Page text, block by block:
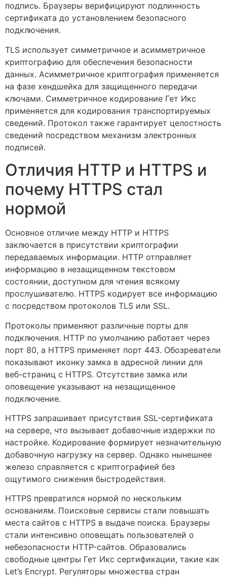
подпись. Браузеры верифицируют подлинность
сертификата до установлением безопасного
подключения.
TLS использует симметричное и асимметричное
криптографию для обеспечения безопасности
данных. Асимметричное криптография применяется
на фазе хендшейка для защищенного передачи
ключами. Симметричное кодирование Гет Икс
применяется для кодирования транспортируемых
сведений. Протокол также гарантирует целостность
сведений посредством механизм электронных
подписей.
Отличия HTTP и HTTPS и
почему HTTPS стал
нормой
Основное отличие между HTTP и HTTPS
заключается в присутствии криптографии
передаваемых информации. HTTP отправляет
информацию в незащищенном текстовом
состоянии, доступном для чтения всякому
прослушивателю. HTTPS кодирует все информацию
с посредством протоколов TLS или SSL.
Протоколы применяют различные порты для
подключения. HTTP по умолчанию работает через
порт 80, а HTTPS применяет порт 443. Обозреватели
показывают иконку замка в адресной линии для
веб-страниц с HTTPS. Отсутствие замка или
оповещение указывают на незащищенное
подключение.
HTTPS запрашивает присутствия SSL-сертификата
на сервере, что вызывает добавочные издержки по
настройке. Кодирование формирует незначительную
добавочную нагрузку на сервер. Однако нынешнее
железо справляется с криптографией без
ощутимого снижения быстродействия.
HTTPS превратился нормой по нескольким
основаниям. Поисковые сервисы стали повышать
места сайтов с HTTPS в выдаче поиска. Браузеры
стали интенсивно оповещать пользователей о
небезопасности HTTP-сайтов. Образовались
свободные центры Гет Икс сертификации, такие как
Let’s Encrypt. Регуляторы множества стран